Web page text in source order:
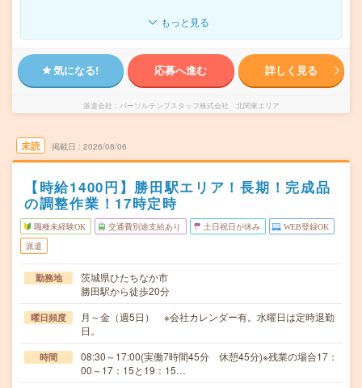
もっと見る
気になる! 応募へ進む 詳しく見る
派遣会社 パーソルテンプスタッフ株式会社 北関東エリア
未読 掲載日 2026/08/06
【時給1400円】勝田駅エリア！長期！完成品
の調整作業！17時定時
職種未経験OK 交通費別途支給あり 土日祝日が休み WEB登録OK
派遣
勤務地
茨城県ひたちなか市
勝田駅から徒歩20分
曜日頻度
月～金（週5日） ※会社カレンダー有。水曜日は定時退勤
日。
時間
08:30～17:00(実働7時間45分 休憩45分)※残業の場合17：
00～17：15と19：15…